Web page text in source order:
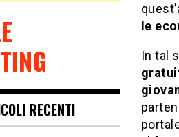
le
In tal
RECENTI